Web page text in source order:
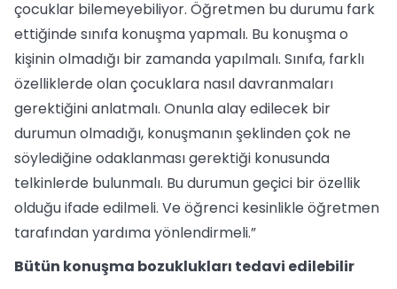
çocuklar bilemeyebiliyor. Öğretmen bu durumu fark
ettiğinde sınıfa konuşma yapmalı. Bu konuşma o
kişinin olmadığı bir zamanda yapılmalı. Sınıfa, farklı
özelliklerde olan çocuklara nasıl davranmaları
gerektiğini anlatmalı. Onunla alay edilecek bir
durumun olmadığı, konuşmanın şeklinden çok ne
söylediğine odaklanması gerektiği konusunda
telkinlerde bulunmalı. Bu durumun geçici bir özellik
olduğu ifade edilmeli. Ve öğrenci kesinlikle öğretmen
tarafından yardıma yönlendirmeli.”
Bütün konuşma bozuklukları tedavi edilebilir